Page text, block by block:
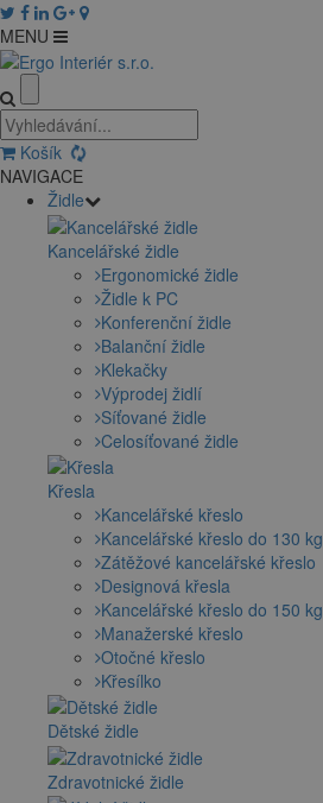
MENU
Košík
NAVIGACE
Židle
Kancelářské židle
Ergonomické židle
Židle k PC
Konferenční židle
Balanční židle
Klekačky
Výprodej židlí
Síťované židle
Celosíťované židle
Křesla
Kancelářské křeslo
Kancelářské křeslo do 130 kg
Zátěžové kancelářské křeslo
Designová křesla
Kancelářské křeslo do 150 kg
Manažerské křeslo
Otočné křeslo
Křesílko
Dětské židle
Zdravotnické židle